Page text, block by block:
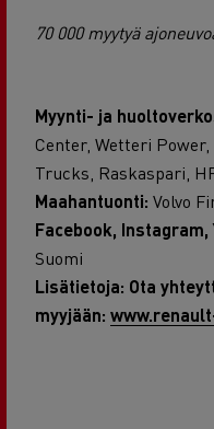
70 000 myytyä
Myynti- ja
Center, Wetteri
Trucks, Raskaspari,
Maahantuonti: Volvo
Facebook, Instagram,
Suomi
Lisätietoja: Ota
myyjään: